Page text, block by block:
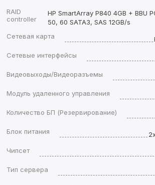
RAID
controller
HP SmartArray P840 4GB + BBU
50, 60 SATA3, SAS 12GB/s
Сетевая карта
Сетевые интерфейсы
Видеовыходы/Видеоразъемы
Модуль удаленного управления
Количество БП (Резервирование)
Блок питания
Чипсет
Тип сервера